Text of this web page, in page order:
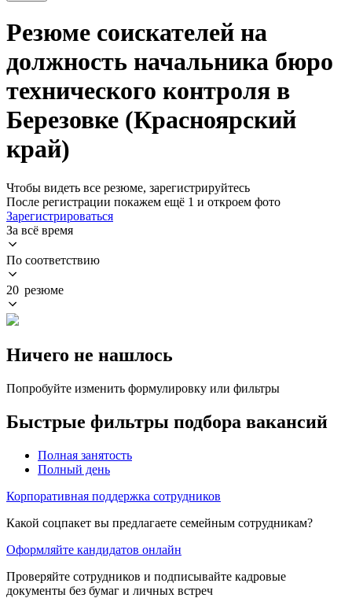
Резюме соискателей на
должность начальника бюро
технического контроля в
Березовке (Красноярский
край)
Чтобы видеть все резюме, зарегистрируйтесь
После регистрации покажем ещё 1 и откроем фото
Зарегистрироваться
За всё время
По соответствию
20 резюме
Ничего не нашлось
Попробуйте изменить формулировку или фильтры
Быстрые фильтры подбора вакансий
Полная занятость
Полный день
Корпоративная поддержка сотрудников
Какой соцпакет вы предлагаете семейным сотрудникам?
Оформляйте кандидатов онлайн
Проверяйте сотрудников и подписывайте кадровые
документы без бумаг и личных встреч